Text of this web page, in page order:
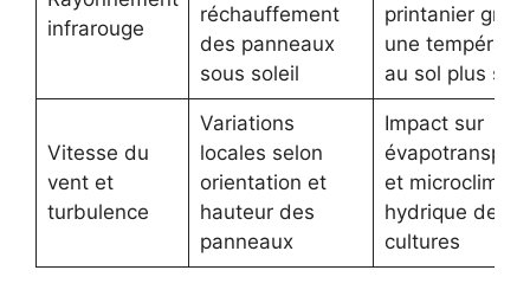
infrarouge
réchauffement
des panneaux
sous soleil
printanier
une
au sol plus
Vitesse du
vent et
turbulence
Variations
locales selon
orientation et
hauteur des
panneaux
Impact sur
et microclimat
hydrique des
cultures